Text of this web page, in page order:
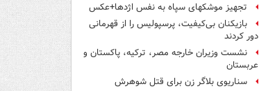
تجهیز موشکهای سپاه به نفس اژدها+عکس
بازیکنان بی‌کیفیت، پرسپولیس را از قهرمانی
دور کردند
نشست وزیران خارجه مصر، ترکیه، پاکستان و
عربستان
سناریوی بلاگر زن برای قتل شوهرش